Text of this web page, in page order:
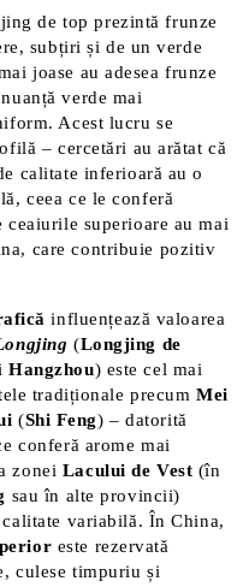
de top prezintă frunze
subțiri și de un verde
joase au adesea frunze
verde mai
Acest lucru se
– cercetări au arătat că
calitate inferioară au o
ceea ce le conferă
superioare au mai
care contribuie pozitiv
influențează valoarea
(Longjing de
Hangzhou) este cel mai
tradiționale precumMei
(Shi Feng) – datorită
conferă arome mai
zonei Lacului de Vest (în
sau în alte provincii)
variabilă. În China,
este rezervată
culese timpuriu și